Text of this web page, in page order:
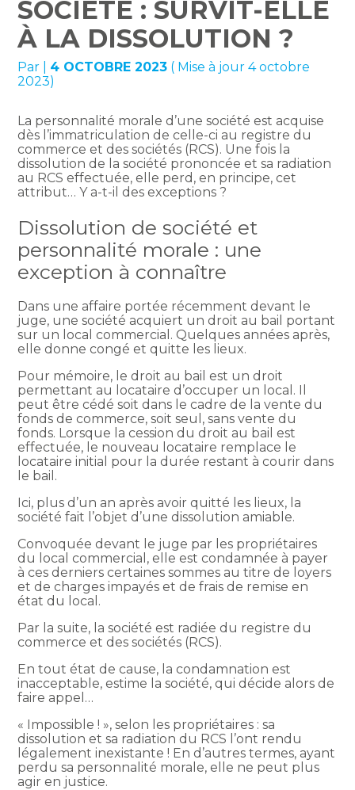
SOCIÉTÉ : SURVIT-ELLE
À LA DISSOLUTION ?
Par 4 OCTOBRE 2023 ( Mise à jour 4 octobre
2023)
La personnalité morale d’une société est acquise
dès l’immatriculation de celle-ci au registre du
commerce et des sociétés (RCS). Une fois la
dissolution de la société prononcée et sa radiation
au RCS effectuée, elle perd, en principe, cet
attribut… Y a-t-il des exceptions ?
Dissolution de société et
personnalité morale : une
exception à connaître
Dans une affaire portée récemment devant le
juge, une société acquiert un droit au bail portant
sur un local commercial. Quelques années après,
elle donne congé et quitte les lieux.
Pour mémoire, le droit au bail est un droit
permettant au locataire d’occuper un local. Il
peut être cédé soit dans le cadre de la vente du
fonds de commerce, soit seul, sans vente du
fonds. Lorsque la cession du droit au bail est
effectuée, le nouveau locataire remplace le
locataire initial pour la durée restant à courir dans
le bail.
Ici, plus d’un an après avoir quitté les lieux, la
société fait l’objet d’une dissolution amiable.
Convoquée devant le juge par les propriétaires
du local commercial, elle est condamnée à payer
à ces derniers certaines sommes au titre de loyers
et de charges impayés et de frais de remise en
état du local.
Par la suite, la société est radiée du registre du
commerce et des sociétés (RCS).
En tout état de cause, la condamnation est
inacceptable, estime la société, qui décide alors de
faire appel…
« Impossible ! », selon les propriétaires : sa
dissolution et sa radiation du RCS l’ont rendu
légalement inexistante ! En d’autres termes, ayant
perdu sa personnalité morale, elle ne peut plus
agir en justice.